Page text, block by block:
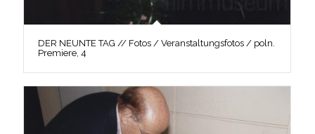
DER NEUNTE TAG // Fotos / Veranstaltungsfotos / poln.
Premiere, 4